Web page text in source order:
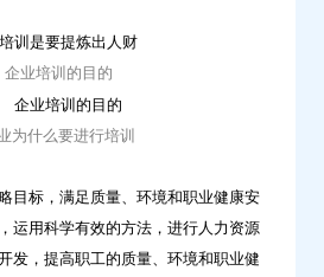
企业培训的目的
为什么要进行培训
目标，满足质量、环境和职业健康安
运用科学有效的方法，进行人力资源
发，提高职工的质量、环境和职业健